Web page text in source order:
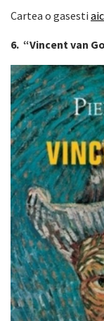
Cartea o gasesti
6. “Vincent van